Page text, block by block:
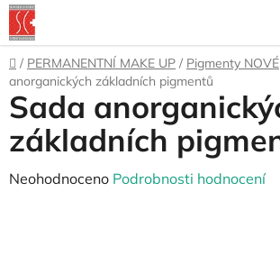
Přejít
na
obsah
Domů
/ PERMANENTNÍ MAKE UP / Pigmenty NOVÉ
anorganických základních pigmentů
Sada
základních
Průměrné
Neohodnoceno Podrobnosti hodnocení